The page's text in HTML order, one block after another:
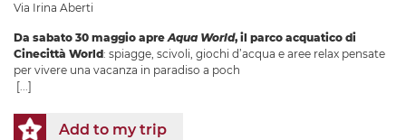
Via Irina Aberti
Da sabato 30 maggio apreAqua World, il parco acquatico di
Cinecittà World: spiagge, scivoli, giochi d’acqua e aree relax pensate
per vivere una vacanza in paradiso a poch
[...]
Add to my trip